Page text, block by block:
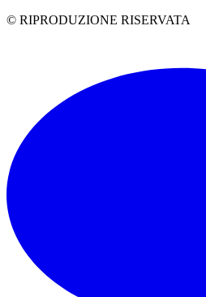
© RIPRODUZIONE RISERVATA